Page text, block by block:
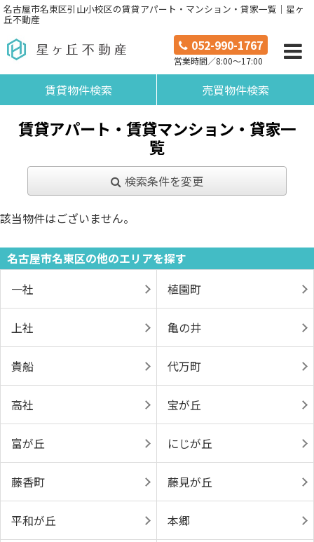
名古屋市名東区引山小校区の賃貸アパート・マンション・貸家一覧｜星ヶ
丘不動産
052-990-1767
営業時間／8:00～17:00
賃貸物件検索 売買物件検索
賃貸アパート・賃貸マンション・貸家一
覧
検索条件を変更
該当物件はございません。
名古屋市名東区の他のエリアを探す
一社
植園町
上社 亀の井
貴船 代万町
高社 宝が丘
富が丘 にじが丘
藤香町 藤見が丘
平和が丘 本郷